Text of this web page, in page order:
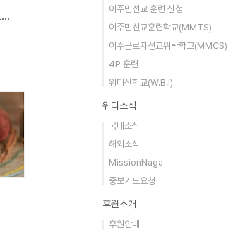
Global Diaspora Network_로잔에 소개된 위디
이주민선교 훈련 신청
이주민선교훈련학교(MMTS)
이주근로자선교위탁학교(MMCS)
4P 훈련
위디신학교(W.B.I)
위디소식
국내소식
해외소식
MissionNaga
중보기도요청
후원소개
후원안내